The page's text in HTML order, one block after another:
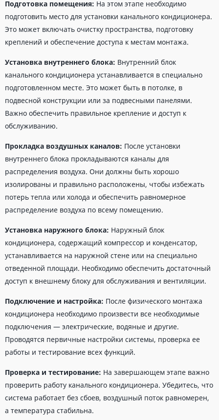
Подготовка помещения: На этом этапе необходимо
подготовить место для установки канального кондиционера.
Это может включать очистку пространства, подготовку
креплений и обеспечение доступа к местам монтажа.
Установка внутреннего блока: Внутренний блок
канального кондиционера устанавливается в специально
подготовленном месте. Это может быть в потолке, в
подвесной конструкции или за подвесными панелями.
Важно обеспечить правильное крепление и доступ к
обслуживанию.
Прокладка воздушных каналов: После установки
внутреннего блока прокладываются каналы для
распределения воздуха. Они должны быть хорошо
изолированы и правильно расположены, чтобы избежать
потерь тепла или холода и обеспечить равномерное
распределение воздуха по всему помещению.
Установка наружного блока: Наружный блок
кондиционера, содержащий компрессор и конденсатор,
устанавливается на наружной стене или на специально
отведенной площади. Необходимо обеспечить достаточный
доступ к внешнему блоку для обслуживания и вентиляции.
Подключение и настройка: После физического монтажа
кондиционера необходимо произвести все необходимые
подключения — электрические, водяные и другие.
Проводятся первичные настройки системы, проверка ее
работы и тестирование всех функций.
Проверка и тестирование: На завершающем этапе важно
проверить работу канального кондиционера. Убедитесь, что
система работает без сбоев, воздушный поток равномерен,
а температура стабильна.